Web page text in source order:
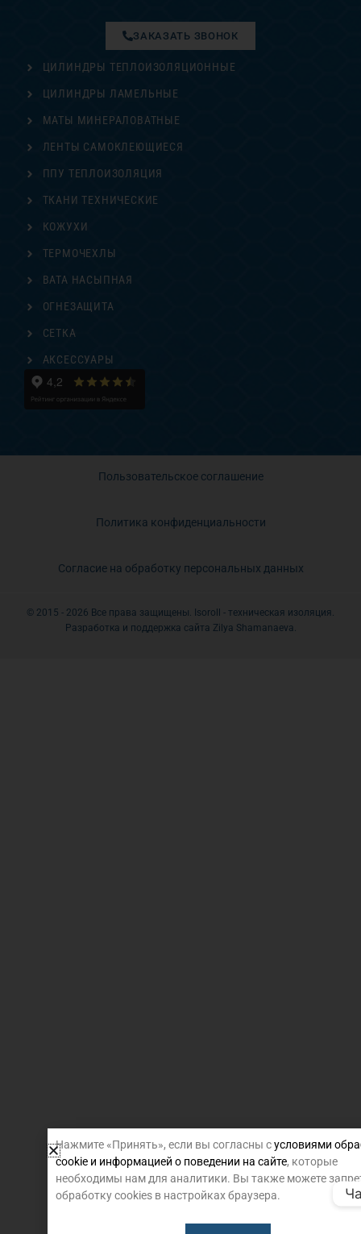
ЦИЛИНДРЫ ТЕПЛОИЗОЛЯЦИОННЫЕ
ЦИЛИНДРЫ ЛАМЕЛЬНЫЕ
МАТЫ МИНЕРАЛОВАТНЫЕ
ЛЕНТЫ САМОКЛЕЮЩИЕСЯ
ППУ ТЕПЛОИЗОЛЯЦИЯ
ТКАНИ ТЕХНИЧЕСКИЕ
ЗАКАЗАТЬ ЗВОНОК
КОЖУХИ
ТЕРМОЧЕХЛЫ
ВАТА НАСЫПНАЯ
ОГНЕЗАЩИТА
СЕТКА
АКСЕССУАРЫ
Пользовательское соглашение
Политика конфиденциальности
Согласие на обработку персональных данных
© 2015 - 2026 Все права защищены. Isoroll - техническая изоляция.
Разработка и поддержка сайта Zilya Shamanaeva.
Нажмите «Принять», если вы согласны сусловиями
cookie и информацией о поведении на сайте, которые
необходимы нам для аналитики. Вы также можете
обработку cookies в настройках браузера.